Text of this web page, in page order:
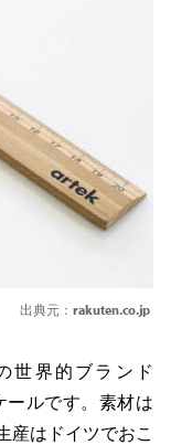
出典元： rakuten.co.jp
世界的ブランド
ールです。素材は
産はドイツでおこ